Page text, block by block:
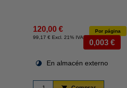
120,00 €
99,17 € Excl. 21% IVA
Por página
0,003 €
En almacén externo